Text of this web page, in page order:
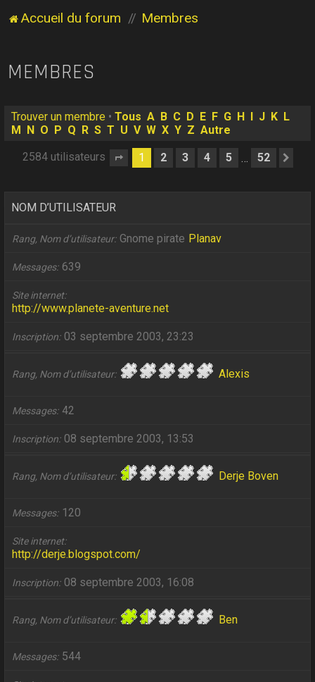
Accueil du forum Membres
MEMBRES
Trouver un membre •Tous A B C D E F G H J K L
M
N O P Q R S T U V W X Y Z Autre
2584 utilisateurs Page 1sur52
1 2 3 4 5 … 52
NOM D’UTILISATEUR
Rang, Nom d’utilisateur Gnome pirate Planav
Messages 639
Site internet
http://www.planete-aventure.net
Inscription 03 septembre 2003, 23:23
Rang, Nom d’utilisateur Alexis
Messages 42
Inscription 08 septembre 2003, 13:53
Rang, Nom d’utilisateur Derje Boven
Messages 120
Site internet
http://derje.blogspot.com/
Inscription 08 septembre 2003, 16:08
Rang, Nom d’utilisateur Ben
Messages 544